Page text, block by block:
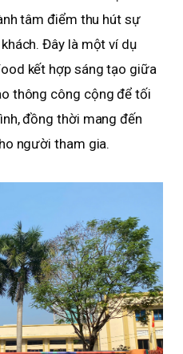
tâm điểm thu hút sự
Đây là một ví dụ
kết hợp sáng tạo giữa
thông công cộng để tối
đồng thời mang đến
người tham gia.